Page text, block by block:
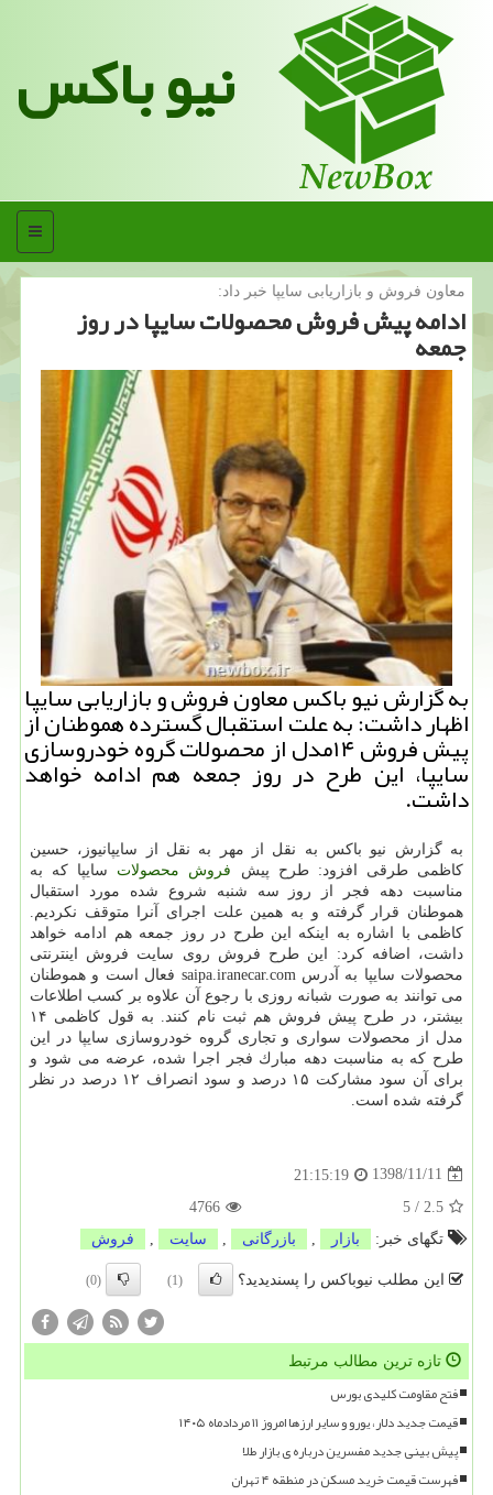
نیو باکس
منو
معاون فروش و بازاریابی سایپا خبر داد:
ادامه پیش فروش محصولات سایپا در روز
جمعه
به گزارش نیو باكس معاون فروش و بازاریابی سایپا
اظهار داشت: به علت استقبال گسترده هموطنان از
پیش فروش ۱۴مدل از محصولات گروه خودروسازی
سایپا، این طرح در روز جمعه هم ادامه خواهد
داشت.
به گزارش نیو باكس به نقل از مهر به نقل از سایپانیوز، حسین
كاظمی طرقی افزود: طرح پیش فروش محصولات سایپا كه به
مناسبت دهه فجر از روز سه شنبه شروع شده مورد استقبال
هموطنان قرار گرفته و به همین علت اجرای آنرا متوقف نكردیم.
كاظمی با اشاره به اینكه این طرح در روز جمعه هم ادامه خواهد
داشت، اضافه كرد: این طرح فروش روی سایت فروش اینترنتی
محصولات سایپا به آدرس saipa.iranecar.com فعال است و هموطنان
می توانند به صورت شبانه روزی با رجوع آن علاوه بر كسب اطلاعات
بیشتر، در طرح پیش فروش هم ثبت نام كنند. به قول كاظمی ۱۴
مدل از محصولات سواری و تجاری گروه خودروسازی سایپا در این
طرح كه به مناسبت دهه مبارك فجر اجرا شده، عرضه می شود و
برای آن سود مشاركت ۱۵ درصد و سود انصراف ۱۲ درصد در نظر
گرفته شده است.
1398/11/11
21:15:19
2.5
/
5
4766
تگهای خبر:
بازار , بازرگانی , سایت , فروش
این مطلب نیوباکس را پسندیدید؟ (1)
(0)
تازه ترین مطالب مرتبط
فتح مقاومت کلیدی بورس
قیمت جدید دلار، یورو و سایر ارزها امروز ۱۱ مردادماه ۱۴۰۵
پیش بینی جدید مفسرین درباره ی بازار طلا
فهرست قیمت خرید مسکن در منطقه ۴ تهران